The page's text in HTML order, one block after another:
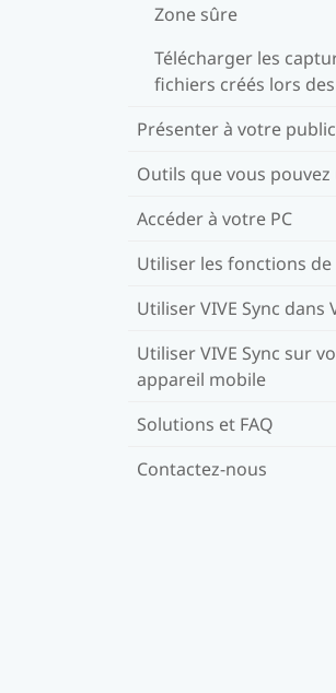
Zone sûre
Télécharger les
fichiers créés lors
Présenter à votre public
Outils que vous
Accéder à votre PC
Utiliser les fonctions de
Utiliser VIVE Sync dans
Utiliser VIVE Sync sur
appareil mobile
Solutions et FAQ
Contactez-nous